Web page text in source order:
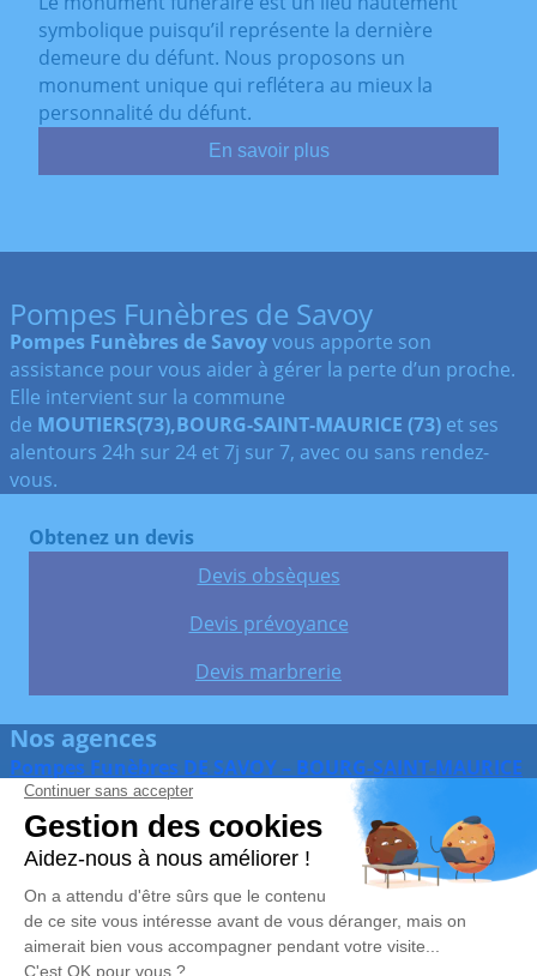
symbolique puisqu’il représente la dernière
demeure du défunt. Nous proposons un
monument unique qui reflétera au mieux la
personnalité du défunt.
En savoir plus
Pompes Funèbres de Savoy
Pompes Funèbres de Savoyvous apporte son
assistance pour vous aider à gérer la perte d’un proche.
Elle intervient sur la commune
de MOUTIERS(73),BOURG-SAINT-MAURICE (73) et ses
alentours 24h sur 24 et 7j sur 7, avec ou sans rendez-
vous.
Obtenez un devis
Devis obsèques
Devis prévoyance
Devis marbrerie
Nos agences
Pompes Funèbres DE SAVOY – BOURG-SAINT-MAURICE
04 79 07 63 77
agence.bourgsaintmaurice@pf-de-savoy.fr
173, Rue Jean Moulin – 73700 – Bourg-Saint-Maurice
4.8/5 – 14 avis
Pompes Funèbres DE SAVOY – MOUTIERS